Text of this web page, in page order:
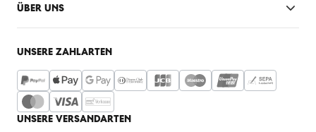
ÜBER UNS
UNSERE ZAHLARTEN
UNSERE VERSANDARTEN